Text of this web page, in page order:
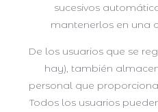
sucesivos
mantenerlos en una
De los usuarios que se
hay), también
personal que
Todos los usuarios